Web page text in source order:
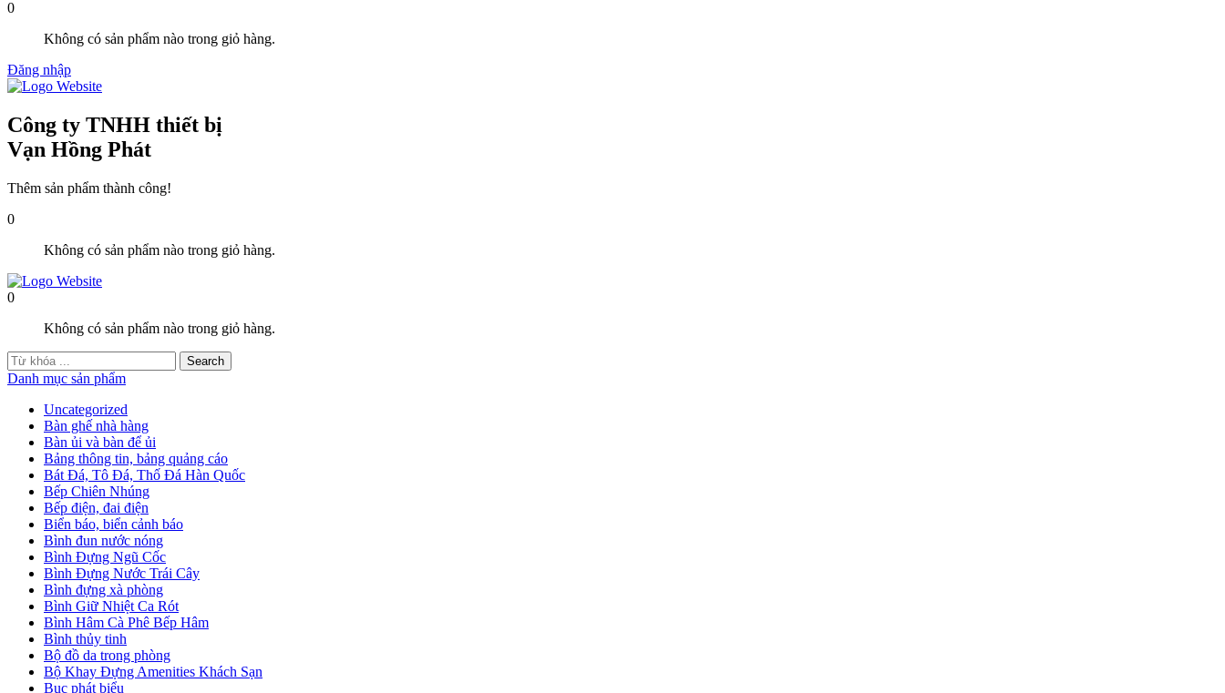
0
Không có sản phẩm nào trong giỏ hàng.
Đăng nhập
Công ty TNHH thiết bị
Vạn Hồng Phát
Thêm sản phẩm thành công!
0
Không có sản phẩm nào trong giỏ hàng.
0
Không có sản phẩm nào trong giỏ hàng.
Danh mục sản phẩm
Uncategorized
Bàn ghế nhà hàng
Bàn ủi và bàn để ủi
Bảng thông tin, bảng quảng cáo
Bát Đá, Tô Đá, Thố Đá Hàn Quốc
Bếp Chiên Nhúng
Bếp điện, đai điện
Biển báo, biển cảnh báo
Bình đun nước nóng
Bình Đựng Ngũ Cốc
Bình Đựng Nước Trái Cây
Bình đựng xà phòng
Bình Giữ Nhiệt Ca Rót
Bình Hâm Cà Phê Bếp Hâm
Bình thủy tinh
Bộ đồ da trong phòng
Bộ Khay Đựng Amenities Khách Sạn
Bục phát biểu